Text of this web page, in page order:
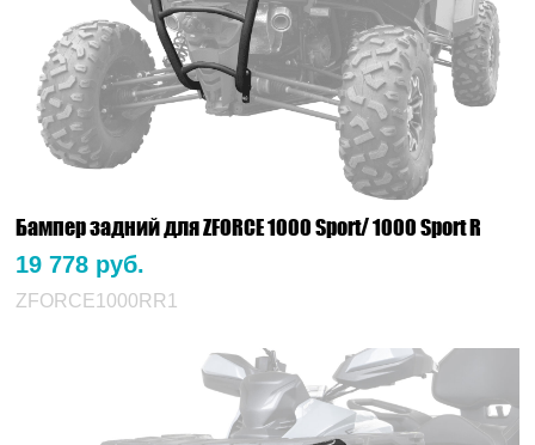
Бампер задний для ZFORCE 1000 Sport/ 1000 Sport R
19 778 руб.
ZFORCE1000RR1